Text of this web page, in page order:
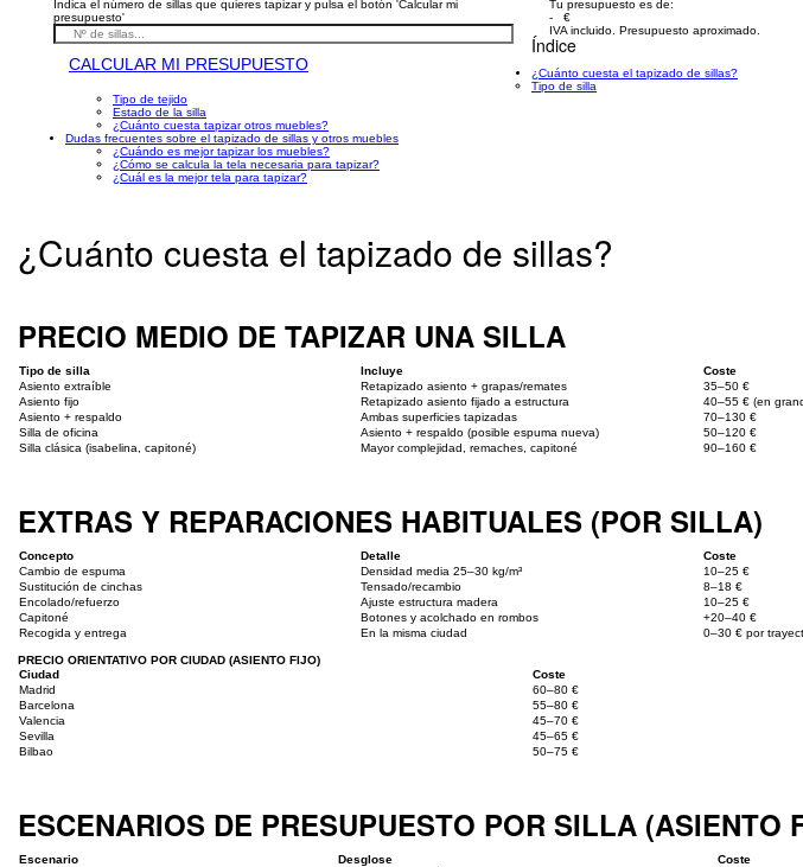
Indica el número de sillas que quieres tapizar y pulsa el botón 'Calcular mi
presupuesto'
CALCULAR MI PRESUPUESTO
Tu presupuesto es de:
- €
IVA incluido. Presupuesto aproximado.
Índice
¿Cuánto cuesta el tapizado de sillas?
Tipo de silla
Tipo de tejido
Estado de la silla
¿Cuánto cuesta tapizar otros muebles?
Dudas frecuentes sobre el tapizado de sillas y otros muebles
¿Cuándo es mejor tapizar los muebles?
¿Cómo se calcula la tela necesaria para tapizar?
¿Cuál es la mejor tela para tapizar?
¿Cuánto cuesta el tapizado de sillas?
PRECIO MEDIO DE TAPIZAR UNA SILLA
Tipo de silla Incluye
Coste
Asiento extraíble
Retapizado asiento + grapas/remates
35–50 €
Asiento fijo
Retapizado asiento fijado a estructura
40–55 € (en
Asiento + respaldo
Ambas superficies tapizadas
70–130 €
Silla de oficina
Asiento + respaldo (posible espuma nueva)
50–120 €
Silla clásica (isabelina, capitoné)
Mayor complejidad, remaches, capitoné 90–160 €
EXTRAS Y REPARACIONES HABITUALES (POR SILLA)
Concepto Detalle
Coste
Cambio de espuma
Densidad media 25–30 kg/m³
10–25 €
Sustitución de cinchas
Tensado/recambio
8–18 €
Encolado/refuerzo
Ajuste estructura madera
10–25 €
Capitoné
Botones y acolchado en rombos
+20–40 €
Recogida y entrega
En la misma ciudad 0–30 € por
PRECIO ORIENTATIVO POR CIUDAD (ASIENTO FIJO)
Ciudad
Coste
Madrid
60–80 €
Barcelona
55–80 €
Valencia
45–70 €
Sevilla
45–65 €
Bilbao
50–75 €
ESCENARIOS DE PRESUPUESTO POR SILLA (ASIENTO
Escenario Desglose
Coste